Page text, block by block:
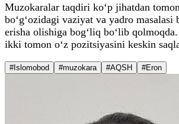
Muzokaralar taqdiri ko‘p jihatdan
bo‘g‘ozidagi vaziyat va yadro masalasi
erisha olishiga bog‘liq bo‘lib
ikki tomon o‘z pozitsiyasini keskin
#Islomobod #muzokara #AQSH #Eron